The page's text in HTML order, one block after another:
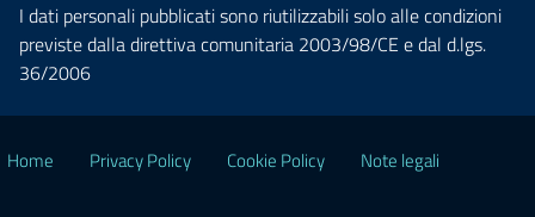
I dati personali pubblicati sono riutilizzabili solo alle condizioni
previste dalla direttiva comunitaria 2003/98/CE e dal d.lgs.
36/2006
Home Privacy Policy Cookie Policy Note legali